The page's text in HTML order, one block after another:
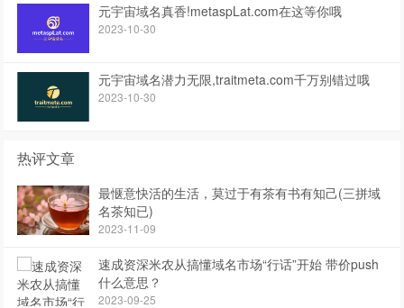
元宇宙域名真香!metaspLat.com在这等你哦
2023-10-30
元宇宙域名潜力无限,traitmeta.com千万别错过哦
2023-10-30
热评文章
最惬意快活的生活，莫过于有茶有书有知己(三拼域
名茶知已)
2023-11-09
速成资深米农从搞懂域名市场“行话”开始 带价push
什么意思？
2023-09-25